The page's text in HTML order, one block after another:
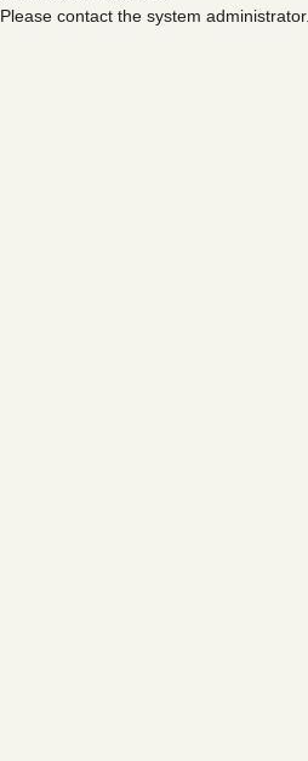
Please contact the system administrator.